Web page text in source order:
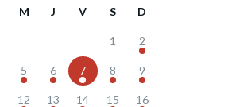
M J V S D
1 2
5 6 7 8 9
12 13 14 15 16